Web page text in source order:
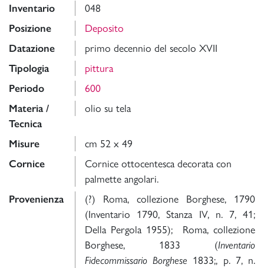
Inventario 048
Posizione Deposito
Datazione primo decennio del secolo XVII
Tipologia pittura
Periodo 600
Materia /
Tecnica
olio su tela
Misure cm 52 x 49
Cornice
Cornice ottocentesca decorata con
palmette angolari.
Provenienza
(?) Roma, collezione Borghese, 1790
(Inventario 1790, Stanza IV, n. 7, 41;
Della Pergola 1955); Roma, collezione
Borghese, 1833 (Inventario
Fidecommissario Borghese 1833;, p. 7, n.